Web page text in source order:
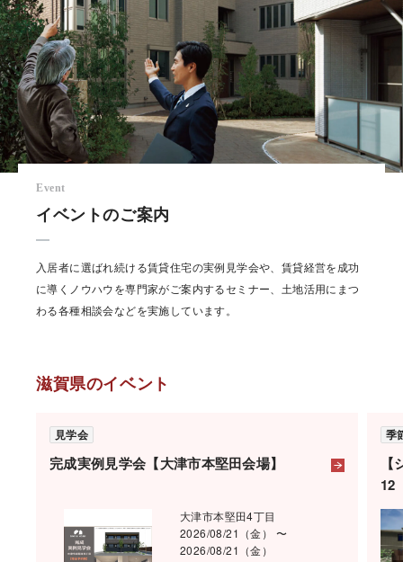
Event
イベントのご案内
入居者に選ばれ続ける賃貸住宅の実例見学会や、賃貸経営を成功
に導くノウハウを専門家がご案内するセミナー、土地活用にまつ
わる各種相談会などを実施しています。
滋賀県のイベント
完成実例見学会【大津市本堅田会場】
見学会
大津市本堅田4丁目
2026/08/21（金） 〜
2026/08/21（金）
12
季